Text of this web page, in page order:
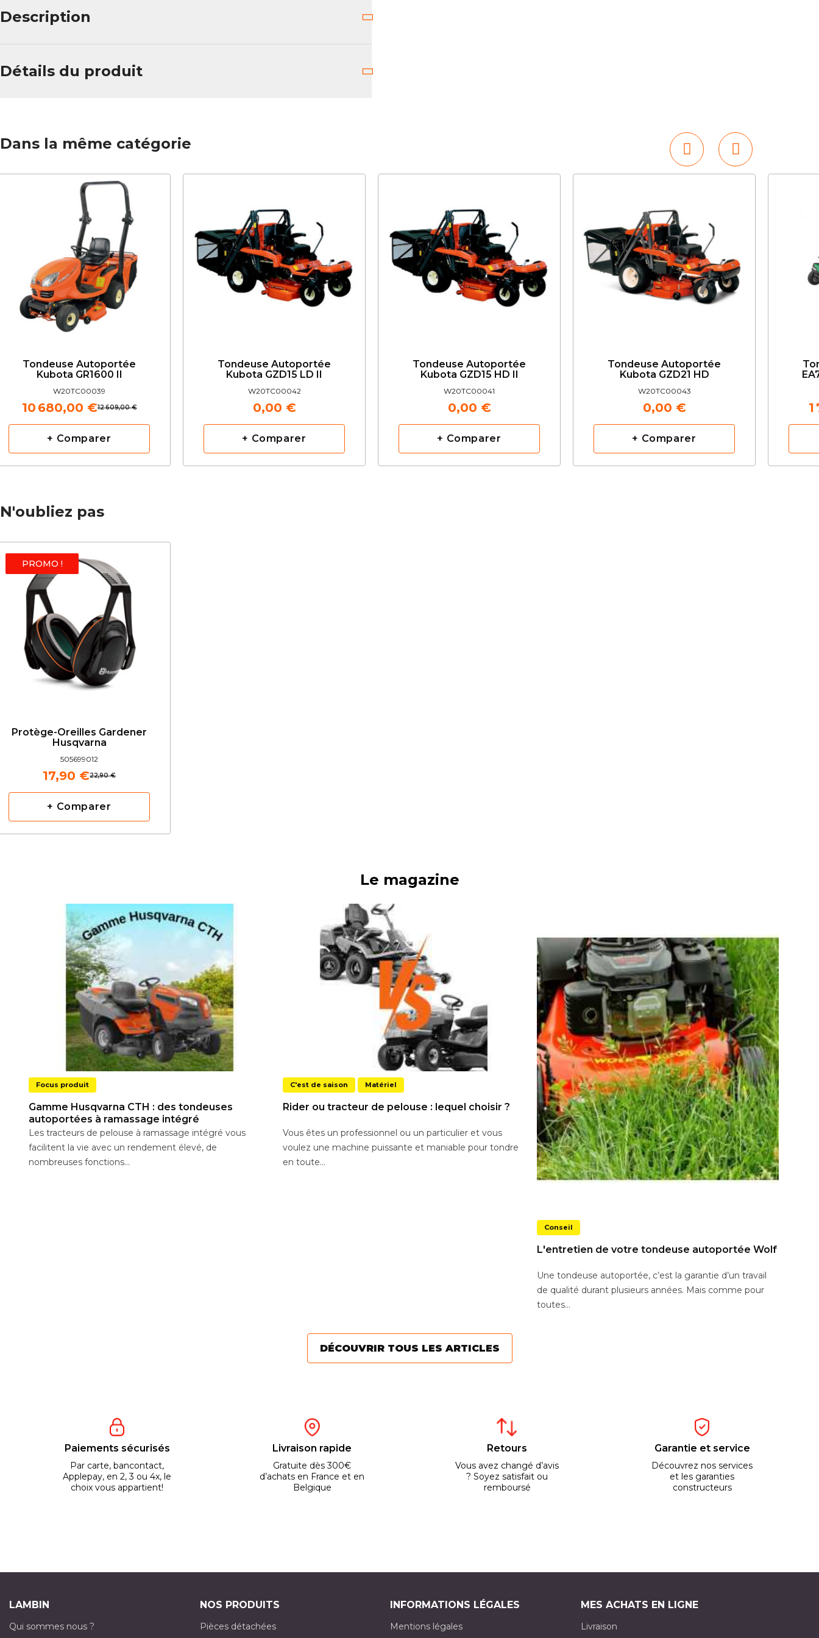
Description
Détails du produit
Dans la même catégorie
Tondeuse Autoportée
Kubota GR1600 II
W20TC00039
12 609,00 €
10 680,00 €
+ Comparer
Tondeuse Autoportée
Kubota GZD15 LD II
W20TC00042
0,00 €
+ Comparer
Tondeuse Autoportée
Kubota GZD15 HD II
W20TC00041
0,00 €
+ Comparer
Tondeuse Autoportée
Kubota GZD21 HD
W20TC00043
0,00 €
+ Comparer
N'oubliez pas
PROMO !
Protège-Oreilles Gardener
Husqvarna
505699012
22,90 €
17,90 €
+ Comparer
Le magazine
Focus produit
Gamme Husqvarna CTH : des tondeuses
autoportées à ramassage intégré
Les tracteurs de pelouse à ramassage intégré vous
facilitent la vie avec un rendement élevé, de
nombreuses fonctions...
C'est de saison Matériel
Rider ou tracteur de pelouse : lequel choisir ?
Vous êtes un professionnel ou un particulier et vous
voulez une machine puissante et maniable pour tondre
en toute...
Conseil
L'entretien de votre tondeuse autoportée Wolf
Une tondeuse autoportée, c’est la garantie d’un travail
de qualité durant plusieurs années. Mais comme pour
toutes...
DÉCOUVRIR TOUS LES ARTICLES
Paiements sécurisés
Par carte, bancontact,
Applepay, en 2, 3 ou 4x, le
choix vous appartient!
Livraison rapide
Gratuite dès 300€
d’achats en France et en
Belgique
Retours
Vous avez changé d’avis
? Soyez satisfait ou
remboursé
Garantie et service
Découvrez nos services
et les garanties
constructeurs
LAMBIN
Qui sommes nous ?
NOS PRODUITS
Pièces détachées
INFORMATIONS LÉGALES
Mentions légales
MES ACHATS EN LIGNE
Livraison